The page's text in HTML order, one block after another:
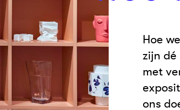
Hoe
zijn dé
met
ons